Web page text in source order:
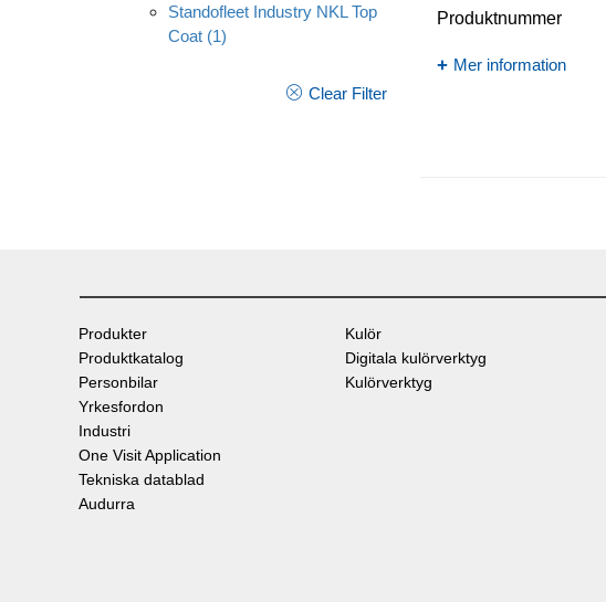
Standofleet Industry NKL Top
Coat (1)
Clear Filter
Produktnummer
Mer information
Produkter
Produktkatalog
Personbilar
Yrkesfordon
Industri
One Visit Application
Tekniska datablad
Audurra
Kulör
Digitala kulörverktyg
Kulörverktyg